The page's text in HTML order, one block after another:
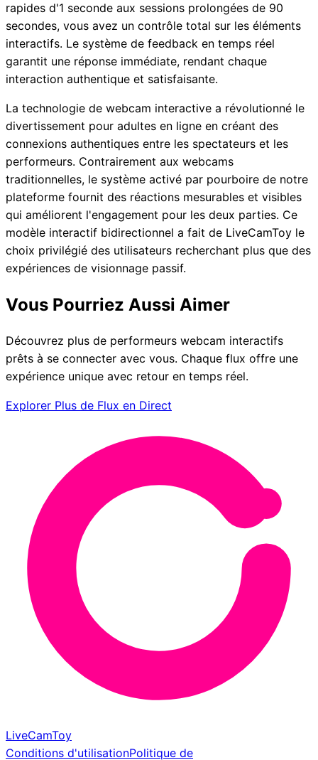
rapides d'1 seconde aux sessions prolongées de 90
secondes, vous avez un contrôle total sur les éléments
interactifs. Le système de feedback en temps réel
garantit une réponse immédiate, rendant chaque
interaction authentique et satisfaisante.
La technologie de webcam interactive a révolutionné le
divertissement pour adultes en ligne en créant des
connexions authentiques entre les spectateurs et les
performeurs. Contrairement aux webcams
traditionnelles, le système activé par pourboire de notre
plateforme fournit des réactions mesurables et visibles
qui améliorent l'engagement pour les deux parties. Ce
modèle interactif bidirectionnel a fait de LiveCamToy le
choix privilégié des utilisateurs recherchant plus que des
expériences de visionnage passif.
Vous Pourriez Aussi Aimer
Découvrez plus de performeurs webcam interactifs
prêts à se connecter avec vous. Chaque flux offre une
expérience unique avec retour en temps réel.
Explorer Plus de Flux en Direct
LiveCamToy
Conditions d'utilisationPolitique de